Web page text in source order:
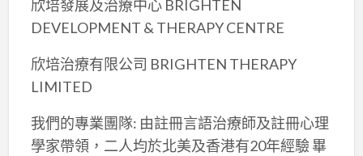
欣培發展及治療中心 BRIGHTEN
DEVELOPMENT & THERAPY CENTRE
欣培治療有限公司 BRIGHTEN THERAPY
LIMITED
我們的專業團隊: 由註冊言語治療師及註冊心理
學家帶領，二人均於北美及香港有20年經驗 畢